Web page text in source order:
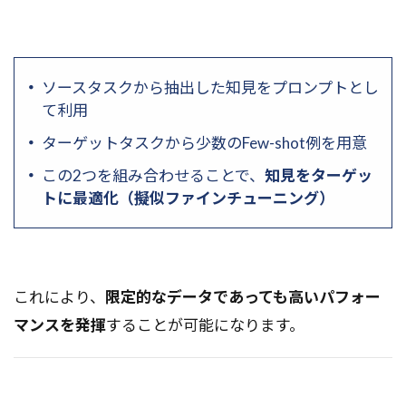
ソースタスクから抽出した知見をプロンプトとし
て利用
ターゲットタスクから少数のFew-shot例を用意
この2つを組み合わせることで、 知見をターゲッ
トに最適化（擬似ファインチューニング）
これにより、 限定的なデータであっても高いパフォー
マンスを発揮することが可能になります。